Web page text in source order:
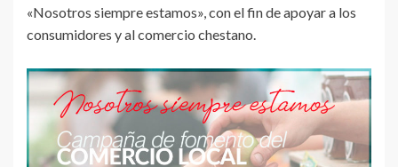
«Nosotros siempre estamos», con el fin de apoyar a los
consumidores y al comercio chestano.